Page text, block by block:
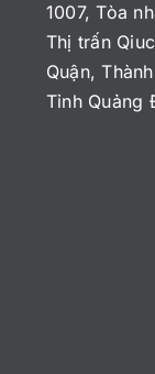
1007, Tòa
Thị trấn
Quận,
Tỉnh Quảng